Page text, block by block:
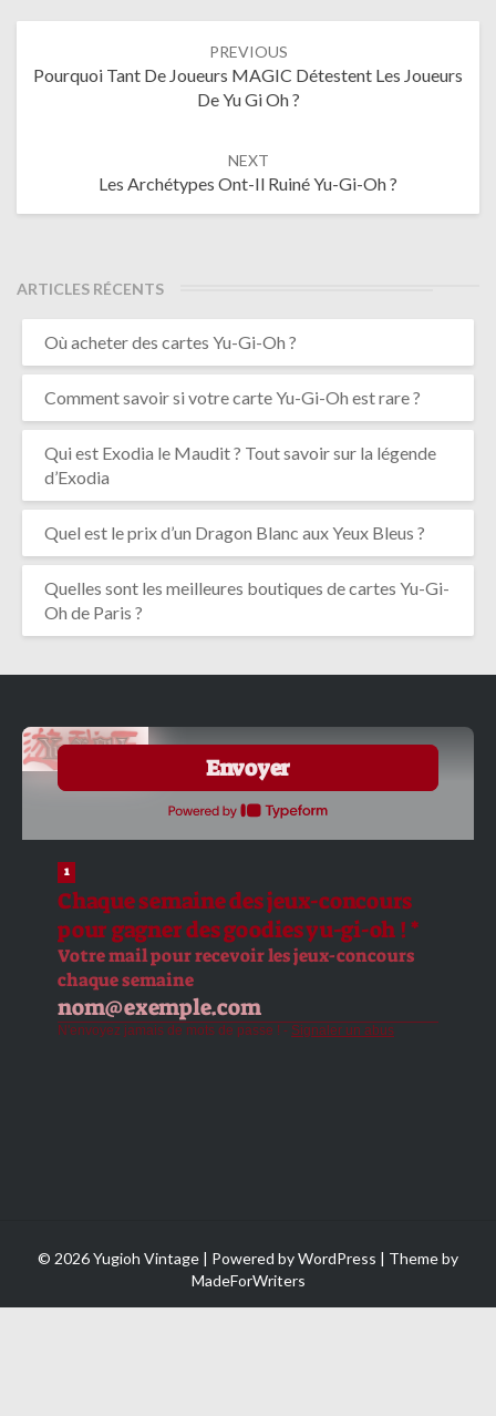
PREVIOUS
Pourquoi Tant De Joueurs MAGIC Détestent Les Joueurs
De Yu Gi Oh ?
NEXT
Les Archétypes Ont-Il Ruiné Yu-Gi-Oh ?
ARTICLES RÉCENTS
Où acheter des cartes Yu-Gi-Oh ?
Comment savoir si votre carte Yu-Gi-Oh est rare ?
Qui est Exodia le Maudit ? Tout savoir sur la légende
d’Exodia
Quel est le prix d’un Dragon Blanc aux Yeux Bleus ?
Quelles sont les meilleures boutiques de cartes Yu-Gi-
Oh de Paris ?
© 2026 Yugioh Vintage | Powered byWordPress | Theme by
MadeForWriters